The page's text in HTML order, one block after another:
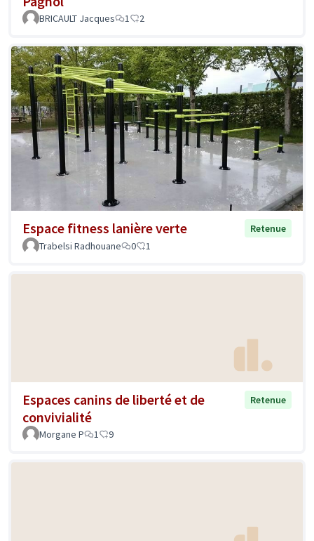
BRICAULT Jacques 1 2
Espace fitness lanière verte
Retenue
Trabelsi Radhouane
0 1
Espaces canins de liberté et de
convivialité
Retenue
Morgane P 1 9